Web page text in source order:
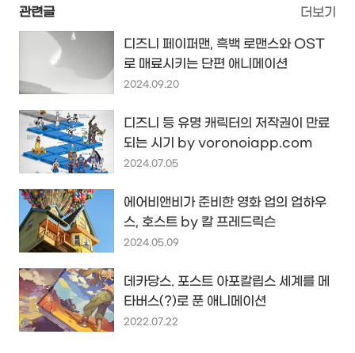
관련글 더보기
디즈니 페이퍼맨, 흑백 로맨스와 OST
로 매료시키는 단편 애니메이션
2024.09.20
디즈니 등 유명 캐릭터의 저작권이 만료
되는 시기 by voronoiapp.com
2024.07.05
에어비앤비가 준비한 영화 업의 업하우
스, 호스트 by 칼 프레드릭슨
2024.05.09
데카당스. 포스트 아포칼립스 세계를 메
타버스(?)로 푼 애니메이션
2022.07.22